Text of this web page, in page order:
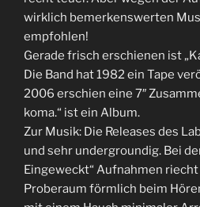
wirklich bemerkenswerten
empfohlen!
Gerade frisch erschienen ist
Die Band hat 1982 ein Tape
2006 erschien eine 7″
koma.“ ist ein Album.
Zur Musik: Die Releases des
und sehr undergroundig. Bei
Eingeweckt“ Aufnahmen
Proberaum förmlich beim